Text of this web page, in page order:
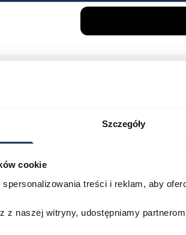
Szczegóły
cookie
treści i reklam, aby
z naszej witryny, udostępniamy
otrzymasz 5% zniżki na
Twój adres email
oraz kliknięcie w przycisk „zapisz się” oznacza, że
w Polityce prywatności.